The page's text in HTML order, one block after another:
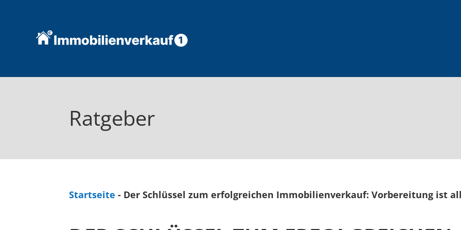
Ratgeber
Startseite - Der Schlüssel zum erfolgreichen Immobilienverkauf: Vorbereitung ist